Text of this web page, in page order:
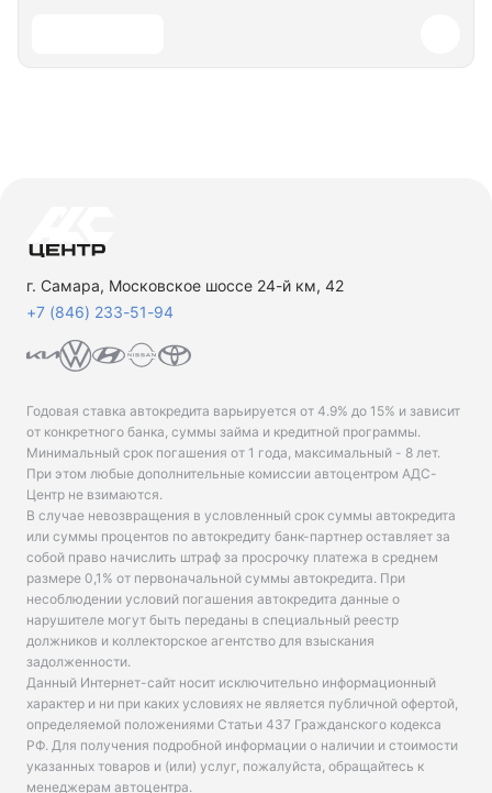
г. Самара, Московское шоссе 24-й км, 42
+7 (846) 233-51-94
Годовая ставка автокредита варьируется от 4.9% до 15% и зависит
от конкретного банка, суммы займа и кредитной программы.
Минимальный срок погашения от 1 года, максимальный - 8 лет.
При этом любые дополнительные комиссии автоцентром АДС-
Центр не взимаются.
В случае невозвращения в условленный срок суммы автокредита
или суммы процентов по автокредиту банк-партнер оставляет за
собой право начислить штраф за просрочку платежа в среднем
размере 0,1% от первоначальной суммы автокредита. При
несоблюдении условий погашения автокредита данные о
нарушителе могут быть переданы в специальный реестр
должников и коллекторское агентство для взыскания
задолженности.
Данный Интернет-сайт носит исключительно информационный
характер и ни при каких условиях не является публичной офертой,
определяемой положениями Статьи 437 Гражданского кодекса
РФ. Для получения подробной информации о наличии и стоимости
указанных товаров и (или) услуг, пожалуйста, обращайтесь к
менеджерам автоцентра.